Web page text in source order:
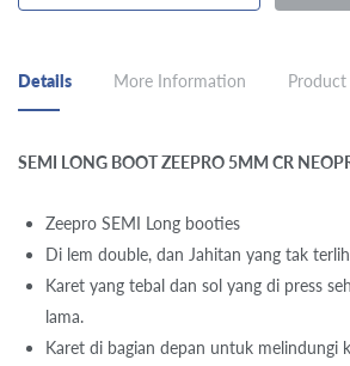
Details More Information
SEMI LONG BOOT ZEEPRO 5MM CR
Zeepro SEMI Long booties
Di lem double, dan Jahitan yang tak
Karet yang tebal dan sol yang di press
lama.
Karet di bagian depan untuk melindungi